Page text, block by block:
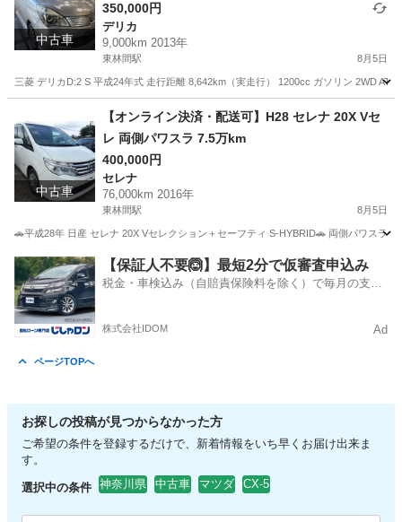
中古車
350,000円
デリカ
9,000km 2013年
東林間駅 8月5日
三菱 デリカD:2 S 平成24年式 走行距離 8,642km（実走行） 1200cc ガソリン 2WD AT
相模原市 東林間駅 デリカ 車両
中古車
【オンライン決済・配送可】H28 セレナ 20X Vセ
レ 両側パワスラ 7.5万km
400,000円
セレナ
76,000km 2016年
東林間駅 8月5日
🚗平成28年 日産 セレナ 20X Vセレクション＋セーフティ S-HYBRID🚗 両側パワスラ
神奈川 相模原市 東林間駅 セレナ
【保証人不要🙆】最短2分で仮審査申込み
税金・車検込み（自賠責保険料を除く）で毎月の支払
株式会社IDOM Ad
ページTOPへ
お探しの投稿が見つからなかった方
ご希望の条件を登録するだけで、新着情報をいち早くお届け出来ま
す。
選択中の条件 神奈川県 中古車 マツダ CX-5